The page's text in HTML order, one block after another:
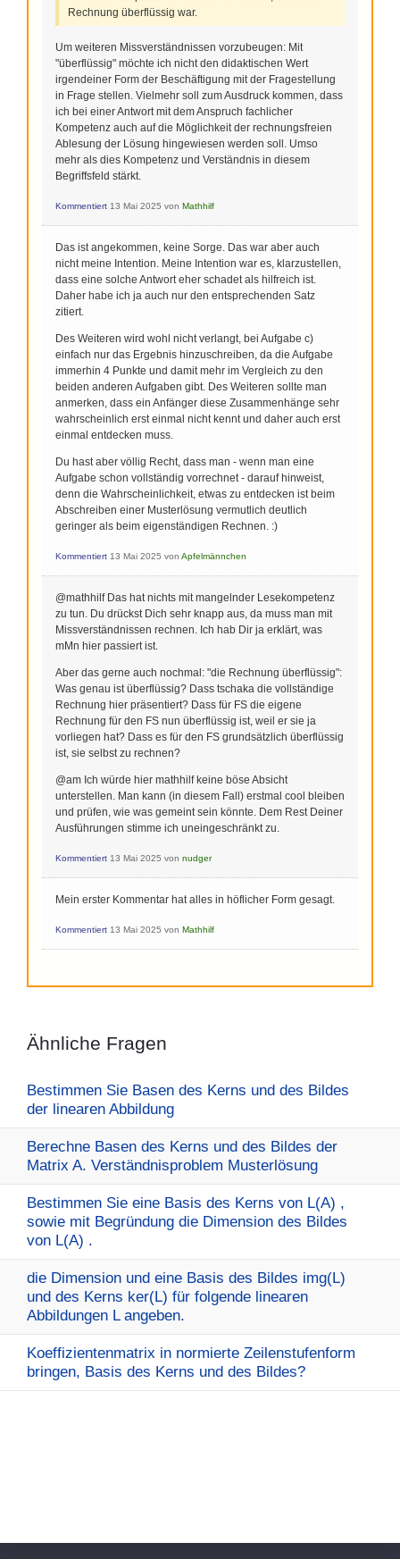
Rechnung überflüssig war.
Um weiteren Missverständnissen vorzubeugen: Mit
"überflüssig" möchte ich nicht den didaktischen Wert
irgendeiner Form der Beschäftigung mit der Fragestellung
in Frage stellen. Vielmehr soll zum Ausdruck kommen, dass
ich bei einer Antwort mit dem Anspruch fachlicher
Kompetenz auch auf die Möglichkeit der rechnungsfreien
Ablesung der Lösung hingewiesen werden soll. Umso
mehr als dies Kompetenz und Verständnis in diesem
Begriffsfeld stärkt.
Kommentiert 13 Mai 2025 von Mathhilf
Das ist angekommen, keine Sorge. Das war aber auch
nicht meine Intention. Meine Intention war es, klarzustellen,
dass eine solche Antwort eher schadet als hilfreich ist.
Daher habe ich ja auch nur den entsprechenden Satz
zitiert.
Des Weiteren wird wohl nicht verlangt, bei Aufgabe c)
einfach nur das Ergebnis hinzuschreiben, da die Aufgabe
immerhin 4 Punkte und damit mehr im Vergleich zu den
beiden anderen Aufgaben gibt. Des Weiteren sollte man
anmerken, dass ein Anfänger diese Zusammenhänge sehr
wahrscheinlich erst einmal nicht kennt und daher auch erst
einmal entdecken muss.
Du hast aber völlig Recht, dass man - wenn man eine
Aufgabe schon vollständig vorrechnet - darauf hinweist,
denn die Wahrscheinlichkeit, etwas zu entdecken ist beim
Abschreiben einer Musterlösung vermutlich deutlich
geringer als beim eigenständigen Rechnen. :)
Kommentiert 13 Mai 2025 von Apfelmännchen
@mathhilf Das hat nichts mit mangelnder Lesekompetenz
zu tun. Du drückst Dich sehr knapp aus, da muss man mit
Missverständnissen rechnen. Ich hab Dir ja erklärt, was
mMn hier passiert ist.
Aber das gerne auch nochmal: "die Rechnung überflüssig":
Was genau ist überflüssig? Dass tschaka die vollständige
Rechnung hier präsentiert? Dass für FS die eigene
Rechnung für den FS nun überflüssig ist, weil er sie ja
vorliegen hat? Dass es für den FS grundsätzlich überflüssig
ist, sie selbst zu rechnen?
@am Ich würde hier mathhilf keine böse Absicht
unterstellen. Man kann (in diesem Fall) erstmal cool bleiben
und prüfen, wie was gemeint sein könnte. Dem Rest Deiner
Ausführungen stimme ich uneingeschränkt zu.
Kommentiert 13 Mai 2025 von nudger
Mein erster Kommentar hat alles in höflicher Form gesagt.
Kommentiert 13 Mai 2025 von Mathhilf
Ähnliche Fragen
Bestimmen Sie Basen des Kerns und des Bildes
der linearen Abbildung
Berechne Basen des Kerns und des Bildes der
Matrix A. Verständnisproblem Musterlösung
Bestimmen Sie eine Basis des Kerns von L(A) ,
sowie mit Begründung die Dimension des Bildes
von L(A) .
die Dimension und eine Basis des Bildes img(L)
und des Kerns ker(L) für folgende linearen
Abbildungen L angeben.
Koeffizientenmatrix in normierte Zeilenstufenform
bringen, Basis des Kerns und des Bildes?